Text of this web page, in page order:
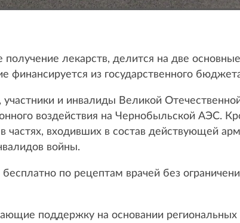
лекарств, делится на две
финансируется из государственного
и инвалиды Великой
воздействия на Чернобыльской АЭС.
входивших в состав действующей
войны.
по рецептам врачей без
поддержку на основании